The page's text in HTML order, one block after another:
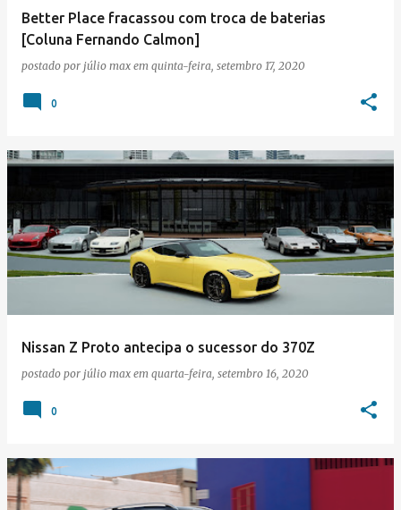
Better Place fracassou com troca de baterias
[Coluna Fernando Calmon]
postado por júlio max em quinta-feira, setembro 17, 2020
0
Nissan Z Proto antecipa o sucessor do 370Z
postado por júlio max em quarta-feira, setembro 16, 2020
0